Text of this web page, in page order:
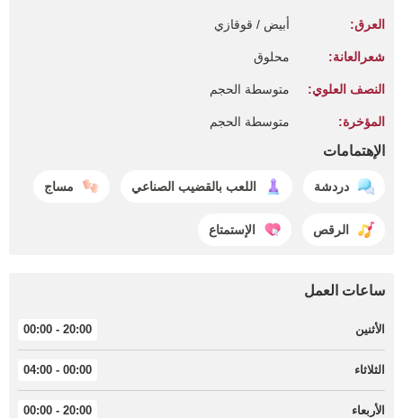
العرق: أبيض / قوقازي
شعرالعانة: محلوق
النصف العلوي: متوسطة الحجم
المؤخرة: متوسطة الحجم
الإهتمامات
دردشة اللعب بالقضيب الصناعي مساج
الرقص الإستمتاع
ساعات العمل
الأثنين 20:00 - 00:00
الثلاثاء 00:00 - 04:00
الأربعاء 20:00 - 00:00